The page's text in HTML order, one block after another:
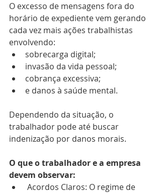
O excesso de mensagens fora do
horário de expediente vem gerando
cada vez mais ações trabalhistas
envolvendo:
sobrecarga digital;
invasão da vida pessoal;
cobrança excessiva;
e danos à saúde mental.
Dependendo da situação, o
trabalhador pode até buscar
indenização por danos morais.
O que o trabalhador e a empresa
devem observar: